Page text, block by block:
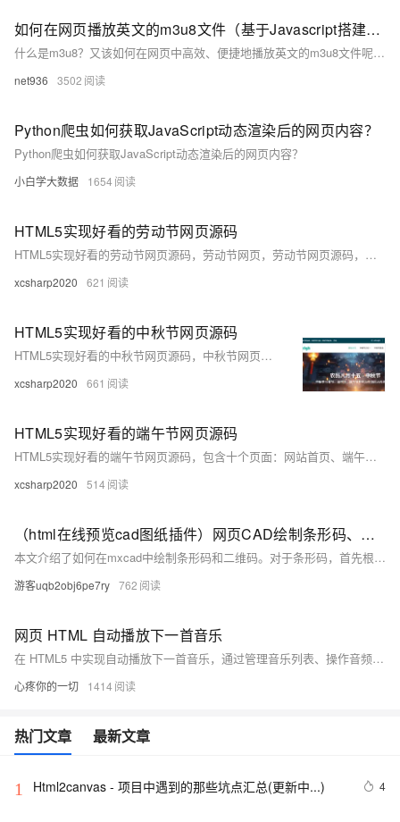
如何在网页播放英文的m3u8文件（基于Javascript搭建的在线网页工具）
什么是m3u8？又该如何在网页中高效、便捷地播放英文的m3u8文件呢？今天这篇文章就带你一起了解，并推荐一种基于Javascript搭建的在线网页工具，让你轻松解决播放问题。
net936 3502
Python爬虫如何获取JavaScript动态渲染后的网页内容？
Python爬虫如何获取JavaScript动态渲染后的网页内容？
小白学大数据 1654
HTML5实现好看的劳动节网页源码
HTML5实现好看的劳动节网页源码，劳动节网页，劳动节网页源码，内置十个页面，各种模板都有，可以根据这些页面扩展更多页面，网页由网站首页、劳动节介绍、劳动节由来、劳动节习俗、劳动节文化、劳动节活动、劳动节故事、劳动节民谣、联系我们、登录/注册等页面组成，兼容手机端，页面干净整洁，内容丰富，可以扩展自己想要的，注释完整，代码规范，各种风格都有，代码上手简单，代码独立，可以直接运行使用。也可直接预览效果。
xcsharp2020 621
HTML5实现好看的中秋节网页源码
HTML5实现好看的中秋节网页源码，中秋节网页，中秋节网页源码，节日网页大作业，作业源码，内置十个页面，各种模板都有，可以根据这些页面扩展更多页面，网页由网站首页、中秋节介绍、中秋节由来、中秋节习俗、中秋节文化、中秋节美食、中秋节故事、中秋节民谣、联系我们、登录/注册等页面组成，兼容手机端，页面干净整洁，内容丰富，可以扩展自己想要的，注释完整，代码规范，各种风格都有，代码上手简单，代码独立，可以直接运行使用。也可直接预览效果。
xcsharp2020 661
HTML5实现好看的端午节网页源码
HTML5实现好看的端午节网页源码，包含十个页面：网站首页、端午节介绍、由来、习俗、文化、美食、故事、民谣、联系我们及登录/注册。页面设计简洁美观，内容丰富，兼容手机端，代码规范且注释完整，易于扩展和修改。提供完整的源码下载和视频演示，方便学习和使用。
xcsharp2020 514
（html在线预览cad图纸插件）网页CAD绘制条形码、二维码的教程
本文介绍了如何在mxcad中绘制条形码和二维码。对于条形码，首先根据应用场景选择合适的编码标准（如CODE39、EAN13等），通过编码规则将数据转换为二进制，并利用`McDbHatch`绘制条和空的组合，同时支持自定义实体及属性管理。 对于二维码，因其能存储更多信息且具备更强纠错能力，采用开源库QRCode.js进行编码处理，再通过`McDbHatch`绘制黑白矩阵，同样封装成自定义实体以便管理和扩展。文中还给出了完整的绘制流程与效果展示，包括创建二维码对象、设置参数、调用绘制方法以及最终的效果图。整个过程体现了灵活运用API与第三方库来实现复杂图形绘制的能力。
游客uqb2obj6pe7ry 762
网页 HTML 自动播放下一首音乐
在 HTML5 中实现自动播放下一首音乐，通过管理音乐列表、操作音频元素和监听事件完成。创建包含多个音乐链接的列表，使用 `&lt;audio&gt;` 元素加载音乐，监听 `ended` 事件，在当前音乐结束时自动播放下一首。示例代码展示了如何使用 JavaScript 实现这一功能，确保无缝切换音乐。
心疼你的一切 1414
热门文章 最新文章
1 Html2canvas - 项目中遇到的那些坑点汇总(更新中...) 4